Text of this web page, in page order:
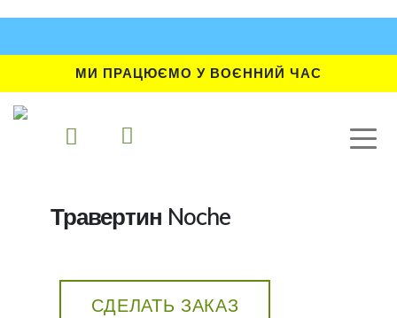
МИ ПРАЦЮЄМО У ВОЄННИЙ ЧАС
Травертин Noche
СДЕЛАТЬ ЗАКАЗ